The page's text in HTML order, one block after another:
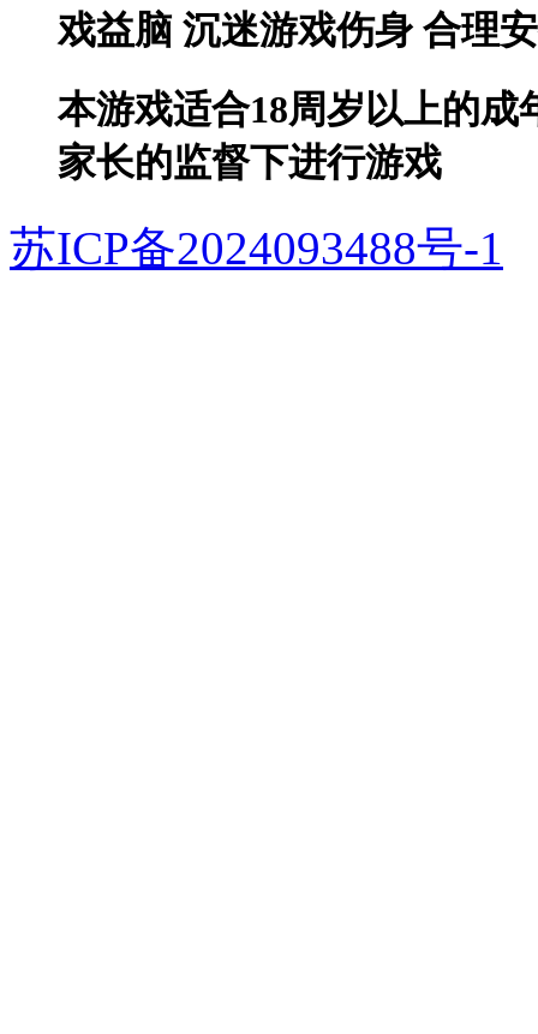
戏益脑 沉迷游戏伤身 合理
本游戏适合18周岁以上的成
家长的监督下进行游戏
苏ICP备2024093488号-1